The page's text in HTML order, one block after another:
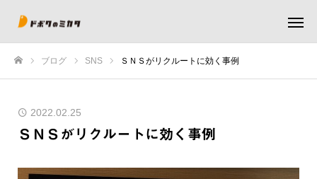
ブログ SNS ＳＮＳがリクルートに効く事例
2022.02.25
ＳＮＳがリクルートに効く事例